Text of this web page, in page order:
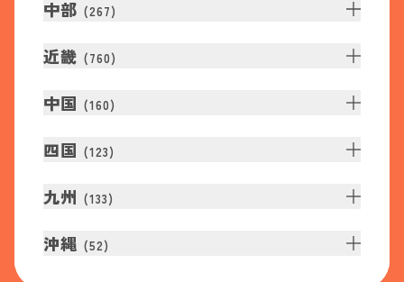
中部 (267)
近畿 (760)
中国 (160)
四国 (123)
九州 (133)
沖縄 (52)